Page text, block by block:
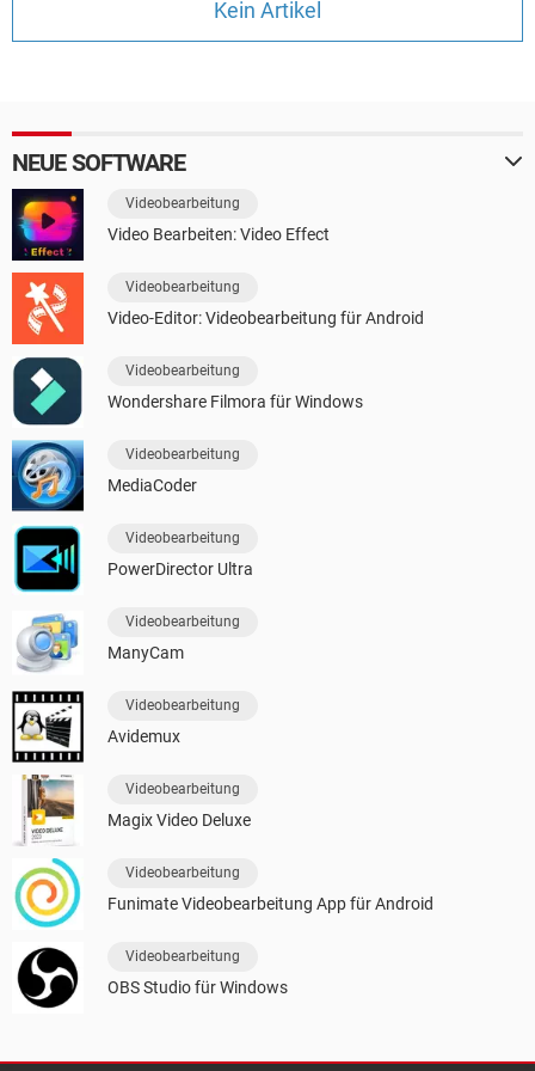
HARDWARE
Kein Artikel
NEUE SOFTWARE
Videobearbeitung
Video Bearbeiten: Video Effect
Videobearbeitung
Video-Editor: Videobearbeitung für Android
Videobearbeitung
Wondershare Filmora für Windows
Videobearbeitung
MediaCoder
Videobearbeitung
PowerDirector Ultra
Videobearbeitung
ManyCam
Videobearbeitung
Avidemux
Videobearbeitung
Magix Video Deluxe
Videobearbeitung
Funimate Videobearbeitung App für Android
Videobearbeitung
OBS Studio für Windows